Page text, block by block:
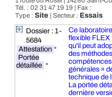
Tél. : 02 31 47 19 19 | Fax :
Type : Site | Secteur : Essais
Dossier : 1-
5684
Attestation *
Portée
détaillée *
Ce
flexible FLEX
qu'il peut
des
compétences
générales »
technique de
La portée
dernière